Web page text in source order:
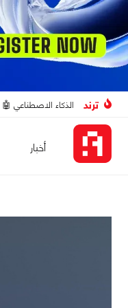
ترند الذكاء الاصطناعي 🤖
أخبار